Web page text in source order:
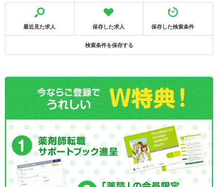
最近見た求人 保存した求人 保存した検索条件
検索条件を保存する